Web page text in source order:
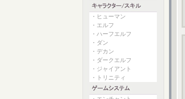
・ヒューマン
・エルフ
・ハーフエルフ
・ダン
・デカン
・ダークエルフ
・ジャイアント
・トリニティ